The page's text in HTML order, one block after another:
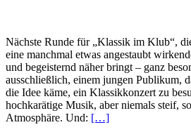
Nächste Runde für „Klassik im Klub“,
eine manchmal etwas angestaubt
und begeisternd näher bringt – ganz
ausschließlich, einem jungen Publikum,
die Idee käme, ein Klassikkonzert zu
hochkarätige Musik, aber niemals steif,
Atmosphäre. Und: […]